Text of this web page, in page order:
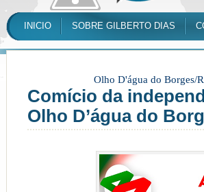
INICIO SOBRE GILBERTO DIAS
Olho D'água do Borges/
Comício da
Olho D’água do